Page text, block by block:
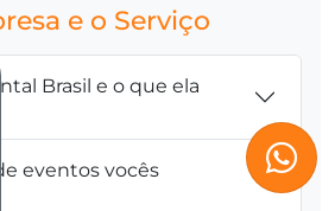
e o Serviço
Brasil e o que ela
eventos vocês